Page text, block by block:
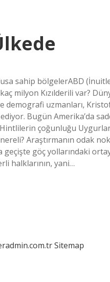
sahip bölgelerABD
milyon Kızılderili var?
demografi uzmanları,
Bugün Amerika’da
Hintlilerin çoğunluğu
Araştırmanın odak
göç yollarındaki
halklarının, yani…
Sitemap